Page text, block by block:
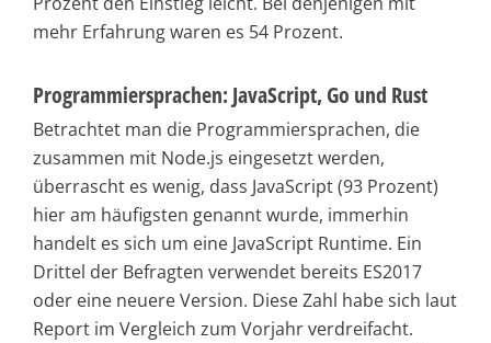
mehr Erfahrung waren es 54 Prozent.
Programmiersprachen: JavaScript, Go und Rust
Betrachtet man die Programmiersprachen, die
zusammen mit Node.js eingesetzt werden,
überrascht es wenig, dass JavaScript (93 Prozent)
hier am häufigsten genannt wurde, immerhin
handelt es sich um eine JavaScript Runtime. Ein
Drittel der Befragten verwendet bereits ES2017
oder eine neuere Version. Diese Zahl habe sich laut
Report im Vergleich zum Vorjahr verdreifacht.